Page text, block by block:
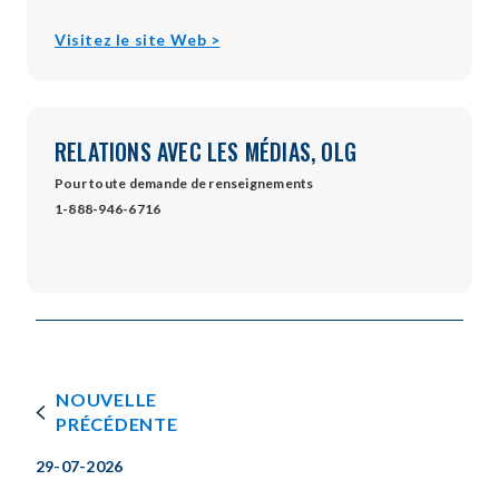
Visitez le site Web >opens
RELATIONS AVEC LES MÉDIAS, OLG
Pour toute demande de renseignements
1-888-946-6716
NOUVELLE
PRÉCÉDENTE
29-07-2026